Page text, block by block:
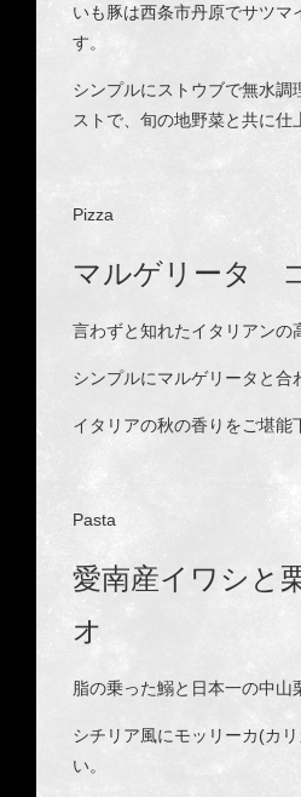
いも豚は西条市丹原でサツ
す。
シンプルにストウブで無水
ストで、旬の地野菜と共に仕
Pizza
マルゲリータ
言わずと知れたイタリアンの
シンプルにマルゲリータと合
イタリアの秋の香りをご堪能
Pasta
愛南産イワシと
オ
脂の乗った鰯と日本一の中
シチリア風にモッリーカ(カ
い。